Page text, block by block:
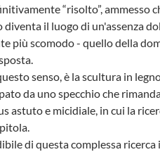
“risolto”, ammesso
il luogo di un'assenza
più scomodo - quello della
senso, è la scultura in
da uno specchio che
astuto e micidiale, in cui la
di questa complessa